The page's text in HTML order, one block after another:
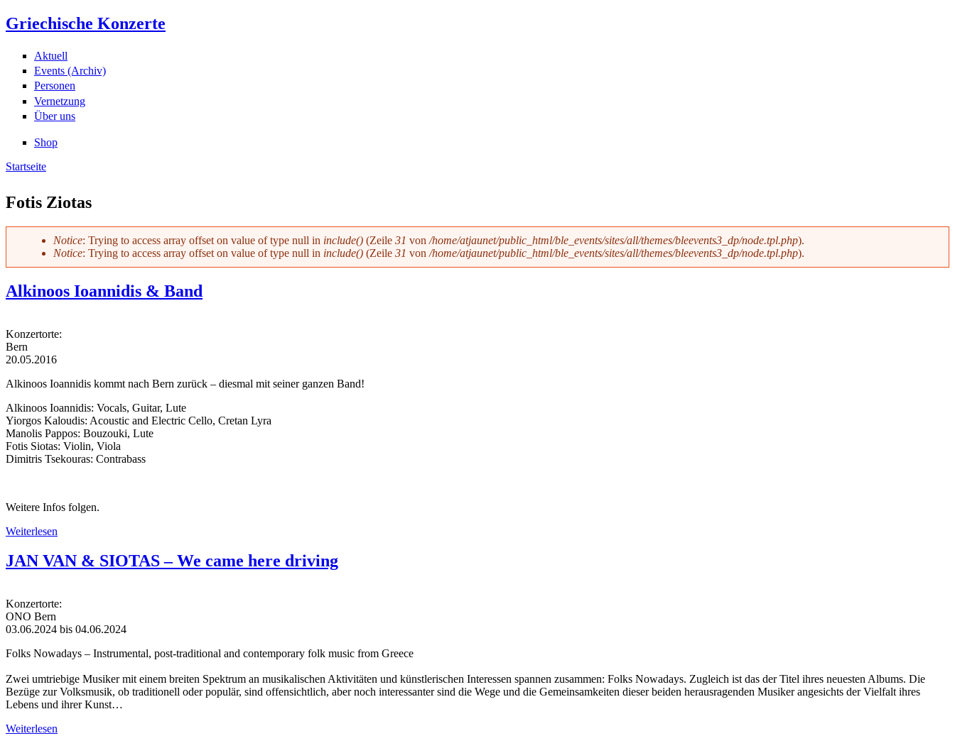
Griechische Konzerte
Aktuell
Events (Archiv)
Personen
Vernetzung
Über uns
Shop
Startseite
Fotis Ziotas
Fehlermeldung
Notice: Trying to access array offset on value of type null in include() (Zeile 31 von /home/atjaunet/public_html/ble_events/sites/all/themes/bleevents3_dp/node.tpl.php).
Notice: Trying to access array offset on value of type null in include() (Zeile 31 von /home/atjaunet/public_html/ble_events/sites/all/themes/bleevents3_dp/node.tpl.php).
Alkinoos Ioannidis & Band
Konzertorte:
Bern
20.05.2016
Alkinoos Ioannidis kommt nach Bern zurück – diesmal mit seiner ganzen Band!
Alkinoos Ioannidis: Vocals, Guitar, Lute
Yiorgos Kaloudis: Acoustic and Electric Cello, Cretan Lyra
Manolis Pappos: Bouzouki, Lute
Fotis Siotas: Violin, Viola
Dimitris Tsekouras: Contrabass
Weitere Infos folgen.
Weiterlesen
JAN VAN & SIOTAS – We came here driving
Konzertorte:
ONO Bern
03.06.2024 bis 04.06.2024
Folks Nowadays – Instrumental, post-traditional and contemporary folk music from Greece
Zwei umtriebige Musiker mit einem breiten Spektrum an musikalischen Aktivitäten und künstlerischen Interessen spannen zusammen: Folks Nowadays. Zugleich ist das der Titel ihres neuesten Albums. Die
Bezüge zur Volksmusik, ob traditionell oder populär, sind offensichtlich, aber noch interessanter sind die Wege und die Gemeinsamkeiten dieser beiden herausragenden Musiker angesichts der Vielfalt ihres
Lebens und ihrer Kunst…
Weiterlesen